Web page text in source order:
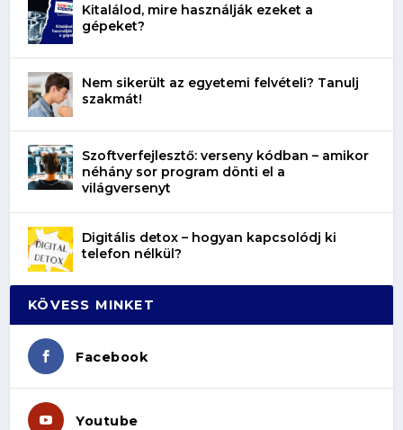
Kitalálod, mire használják ezeket a
gépeket?
Nem sikerült az egyetemi felvételi? Tanulj
szakmát!
Szoftverfejlesztő: verseny kódban – amikor
néhány sor program dönti el a
világversenyt
Digitális detox – hogyan kapcsolódj ki
telefon nélkül?
KÖVESS MINKET
Facebook
Youtube